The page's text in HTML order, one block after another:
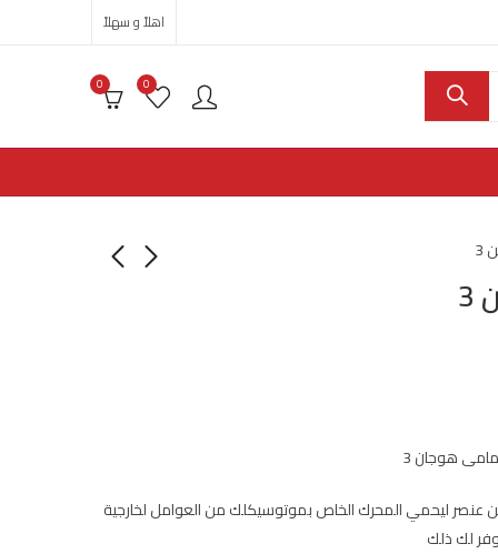
اهلاً و سهلاً
0
0
هوجان 3
عنصر ليحمي المحرك الخاص بموتوسيكلك من العوامل لخارجية
لك ذلك